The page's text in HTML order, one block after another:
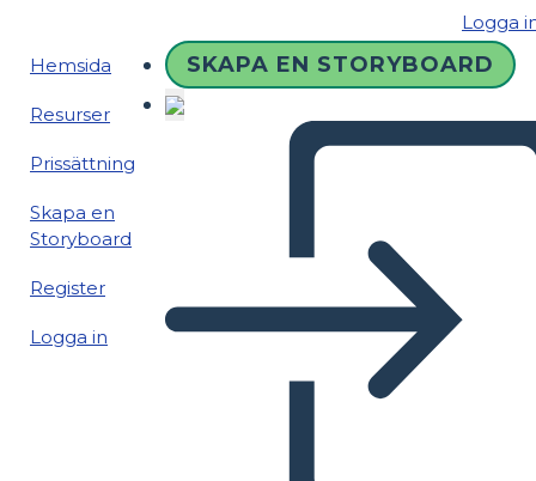
Logga
Hemsida
Resurser
Prissättning
Skapa en
Storyboard
Register
Logga in
SKAPA EN STORYBOARD